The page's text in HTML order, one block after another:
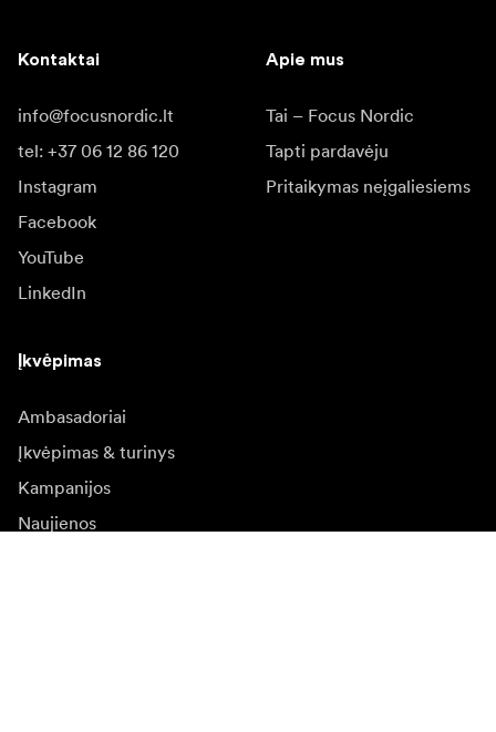
Kontaktai
info@focusnordic.lt
tel: +37 06 12 86 120
Instagram
Facebook
YouTube
LinkedIn
Apie mus
Tai – Focus Nordic
Tapti pardavėju
Pritaikymas neįgaliesiems
Įkvėpimas
Ambasadoriai
Įkvėpimas & turinys
Kampanijos
Naujienos